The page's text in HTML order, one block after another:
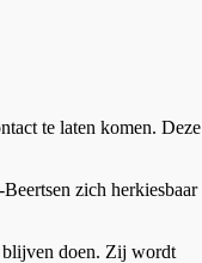
te laten komen. Deze
zich herkiesbaar
blijven doen. Zij wordt